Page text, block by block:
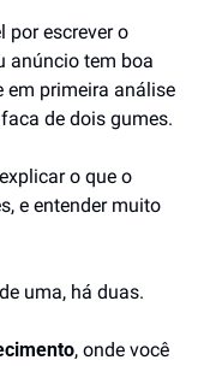
por escrever o
anúncio tem boa
em primeira análise
de dois gumes.
o que o
e entender muito
uma, há duas.
, onde você